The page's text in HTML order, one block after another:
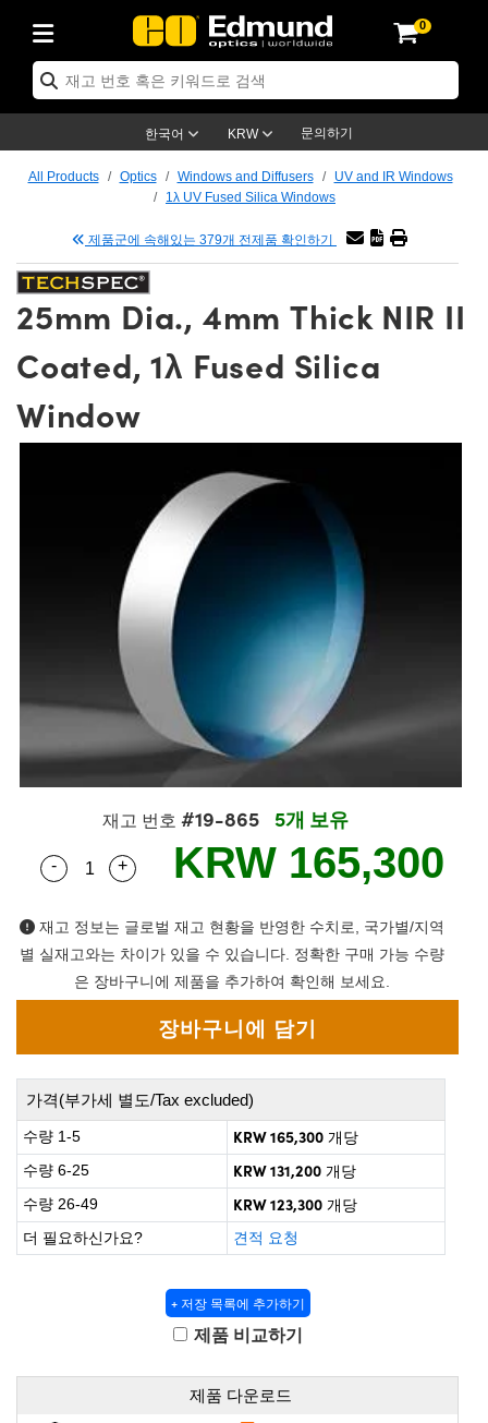
0
한국어 KRW 문의하기
Optics
Components
Sputtering) Coated Optics
Optics
Expanders
Assemblies
System
and Breadboards
and Slides
Objectives
Objectives
Stage Micrometers
and Couplers
Direct Microscopes
and Electronics
Lenses
Magnification Lenses
Objectives
Cameras
Cameras
Cameras
Labs Cameras™
and Optomechanics
Cameras
이트 & 조명
Accessories
Targets
Targets
Level Test Targets
& Detection
Solutions
& Production
Handling Tools
Products
Accessories
By Application
Imaging
Imaging
Tomography
By Brand
Development Systems
Components
Gratings™
(UFI)
Products
신제품
Lenses
Products
Lenses
and Detection
and Production
Products
Lenses
and Detection
and Production
All Products Optics Windows and Diffusers
UV and IR Windows
1λ UV Fused Silica Windows
제품군에 속해있는 379개 전제품 확인하기
25mm Dia., 4mm Thick NIR II
Coated, 1λ Fused Silica
Window
재고 번호 #19-865 5개 보유
Quantity Selector
- Use the plus and minus buttons to adjust the
+ KRW 165,300
재고 정보는 글로벌 재고 현황을 반영한 수치로, 국가별/지역
별 실재고와는 차이가 있을 수 있습니다. 정확한 구매 가능 수량
은 장바구니에 제품을 추가하여 확인해 보세요.
가격(부가세 별도/Tax excluded)
수량 1-5 KRW 165,300 개당
수량 6-25
KRW 131,200 개당
수량 26-49
KRW 123,300 개당
더 필요하신가요?
견적 요청
+ 저장 목록에 추가하기
제품 비교하기
제품 다운로드